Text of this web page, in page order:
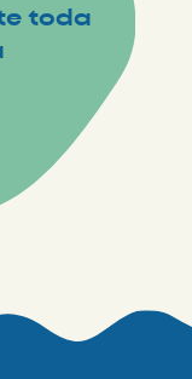
toda